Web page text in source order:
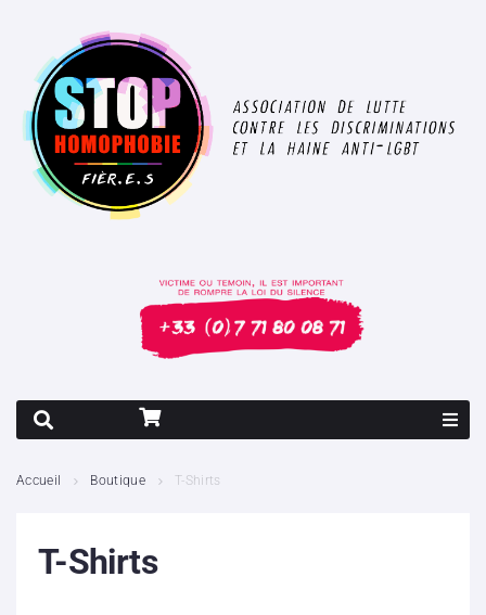
Contenus litigieux
Accueil Boutique T-Shirts
T-Shirts